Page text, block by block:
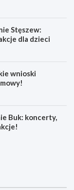
Stęszew:
dla dzieci
wnioski
Buk: koncerty,